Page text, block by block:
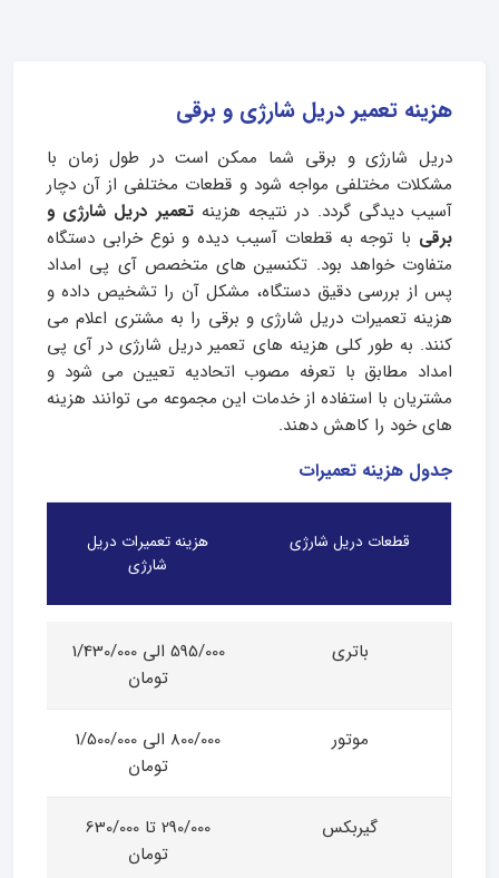
هزینه تعمیر دریل شارژی و برقی
دریل شارژی و برقی شما ممکن است در طول زمان با
مشکلات مختلفی مواجه شود و قطعات مختلفی از آن دچار
آسیب دیدگی گردد. در نتیجه هزینهتعمیر دریل شارژی و
برقی با توجه به قطعات آسیب دیده و نوع خرابی دستگاه
متفاوت خواهد بود. تکنسین های متخصص آی پی امداد
پس از بررسی دقیق دستگاه، مشکل آن را تشخیص داده و
هزینه تعمیرات دریل شارژی و برقی را به مشتری اعلام می
کنند. به طور کلی هزینه های تعمیر دریل شارژی در آی پی
امداد مطابق با تعرفه مصوب اتحادیه تعیین می شود و
مشتریان با استفاده از خدمات این مجموعه می توانند هزینه
های خود را کاهش دهند.
جدول هزینه تعمیرات
قطعات دریل شارژی
هزینه تعمیرات دریل
شارژی
باتری
595/000 الی 1/430/000
تومان
موتور
800/000 الی 1/500/000
تومان
گیربکس
290/000 تا 630/000
تومان